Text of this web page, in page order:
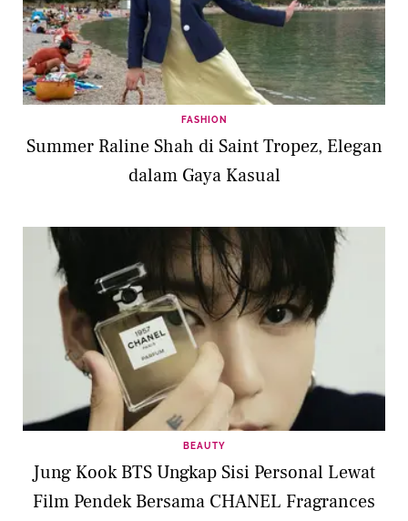
FASHION
Summer Raline Shah di Saint Tropez, Elegan
dalam Gaya Kasual
BEAUTY
Jung Kook BTS Ungkap Sisi Personal Lewat
Film Pendek Bersama CHANEL Fragrances